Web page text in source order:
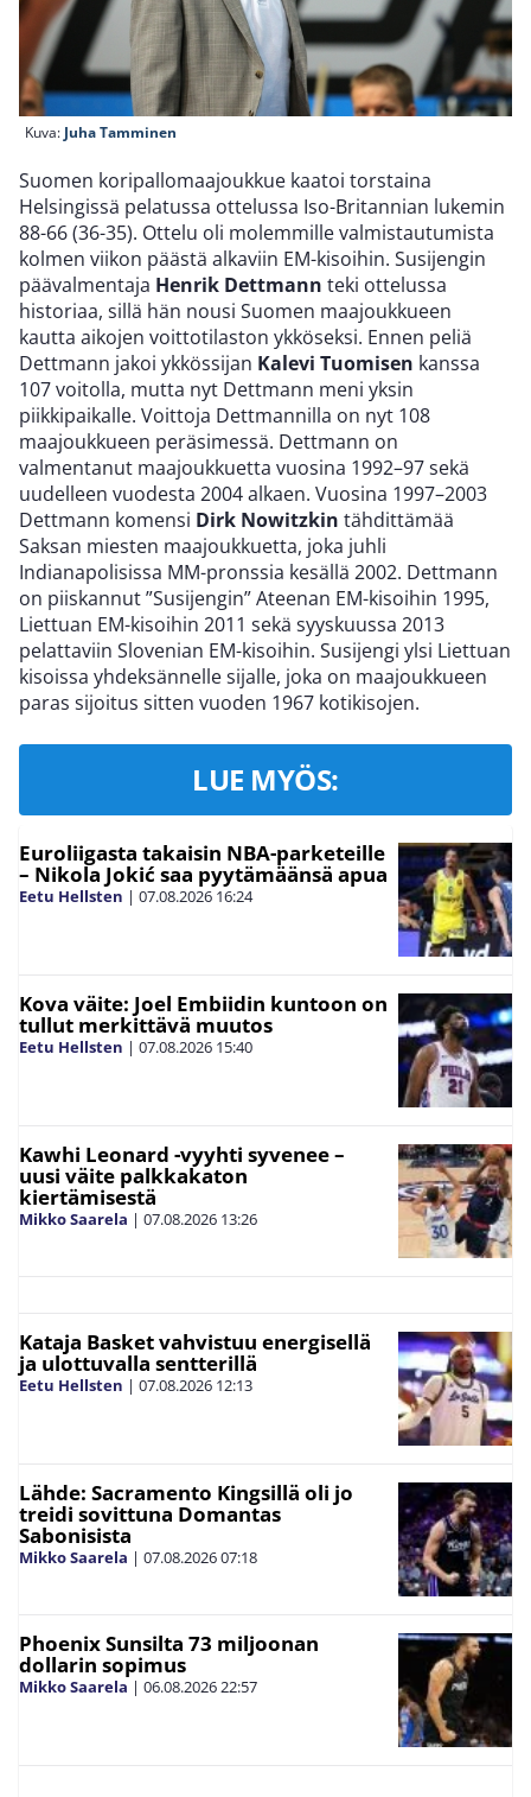
Kuva: Juha Tamminen
Suomen koripallomaajoukkue kaatoi torstaina
Helsingissä pelatussa ottelussa Iso-Britannian lukemin
88-66 (36-35). Ottelu oli molemmille valmistautumista
kolmen viikon päästä alkaviin EM-kisoihin. Susijengin
päävalmentaja Henrik Dettmann teki ottelussa
historiaa, sillä hän nousi Suomen maajoukkueen
kautta aikojen voittotilaston ykköseksi. Ennen peliä
Dettmann jakoi ykkössijan Kalevi Tuomisen kanssa
107 voitolla, mutta nyt Dettmann meni yksin
piikkipaikalle. Voittoja Dettmannilla on nyt 108
maajoukkueen peräsimessä. Dettmann on
valmentanut maajoukkuetta vuosina 1992–97 sekä
uudelleen vuodesta 2004 alkaen. Vuosina 1997–2003
Dettmann komensi Dirk Nowitzkin tähdittämää
Saksan miesten maajoukkuetta, joka juhli
Indianapolisissa MM-pronssia kesällä 2002. Dettmann
on piiskannut ”Susijengin” Ateenan EM-kisoihin 1995,
Liettuan EM-kisoihin 2011 sekä syyskuussa 2013
pelattaviin Slovenian EM-kisoihin. Susijengi ylsi Liettuan
kisoissa yhdeksännelle sijalle, joka on maajoukkueen
paras sijoitus sitten vuoden 1967 kotikisojen.
LUE MYÖS:
Euroliigasta takaisin NBA-parketeille
– Nikola Jokić saa pyytämäänsä apua
Eetu Hellsten | 07.08.2026 16:24
Kova väite: Joel Embiidin kuntoon on
tullut merkittävä muutos
Eetu Hellsten | 07.08.2026 15:40
Kawhi Leonard -vyyhti syvenee –
uusi väite palkkakaton
kiertämisestä
Mikko Saarela | 07.08.2026 13:26
Kataja Basket vahvistuu energisellä
ja ulottuvalla sentterillä
Eetu Hellsten | 07.08.2026 12:13
Lähde: Sacramento Kingsillä oli jo
treidi sovittuna Domantas
Sabonisista
Mikko Saarela | 07.08.202607:18
Phoenix Sunsilta 73 miljoonan
dollarin sopimus
Mikko Saarela | 06.08.202622:57